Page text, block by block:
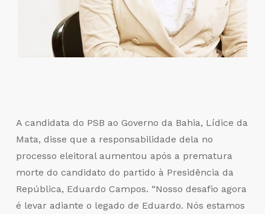
A candidata do PSB ao Governo da Bahia, Lídice da
Mata, disse que a responsabilidade dela no
processo eleitoral aumentou após a prematura
morte do candidato do partido à Presidência da
República, Eduardo Campos. “Nosso desafio agora
é levar adiante o legado de Eduardo. Nós estamos